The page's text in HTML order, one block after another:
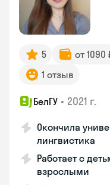
5 от 1090
1 отзыв
БелГУ • 2021 г.
Окончила
лингвистика
Работает с
взрослыми